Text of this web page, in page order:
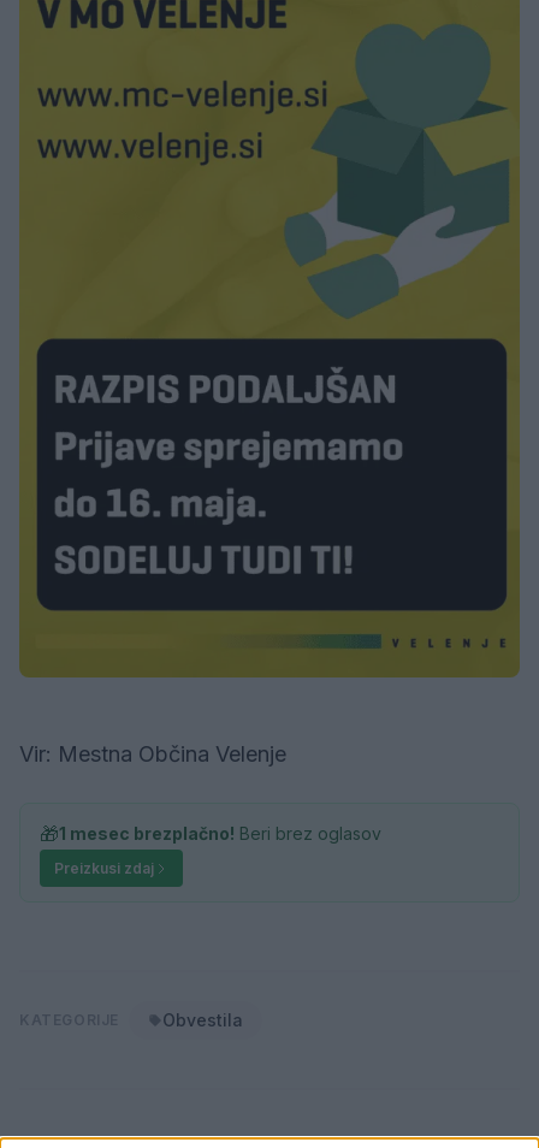
Vir: Mestna Občina Velenje
🎁1 mesec brezplačno! Beri brez oglasov
Preizkusi zdaj
Obvestila